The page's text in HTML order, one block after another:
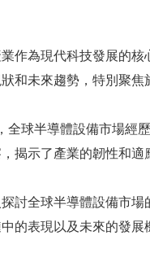
作為現代科技發展的
和未來趨勢，特別聚焦
全球半導體設備市場經
揭示了產業的韌性和適
討全球半導體設備市
的表現以及未來的發展